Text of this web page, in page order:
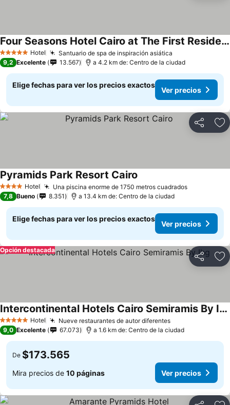
5 Estrellas Hotel Santuario de spa de inspiración asiática
Four Seasons Hotel Cairo at The First Residence
9,2 Excelente 13.567 a 4.2 km de: Centro de la ciudad
Elige fechas para ver los precios exactos
Ver precios
Compartir
4 EstrellasHotel Una piscina enorme de 1750 metros cuadrados
Pyramids Park Resort Cairo
7,8 Bueno 8.351 a 13.4 km de: Centro de la ciudad
Elige fechas para ver los precios exactos
Ver precios
Compartir
Opción destacada
5 Estrellas Hotel Nueve restaurantes de autor diferentes
Intercontinental Hotels Cairo Semiramis By Ihg
9,0 Excelente 67.073 a 1.6 km de: Centro de la ciudad
De $173.565
Mira precios de 10 páginas Ver precios